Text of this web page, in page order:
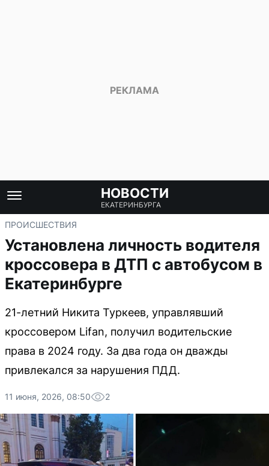
НОВОСТИ
ЕКАТЕРИНБУРГА
ПРОИСШЕСТВИЯ
Установлена личность водителя
кроссовера в ДТП с автобусом в
Екатеринбурге
21-летний Никита Туркеев, управлявший
кроссовером Lifan, получил водительские
права в 2024 году. За два года он дважды
привлекался за нарушения ПДД.
11 июня, 2026, 08:50 2